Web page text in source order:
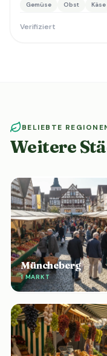
Gemüse Obst Käse
Verifiziert
BELIEBTE
Weitere
Müncheberg
1 MARKT